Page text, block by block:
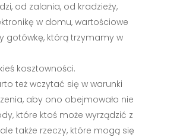
od zalania, od kradzieży,
w domu, wartościowe
gotówkę, którą trzymamy w
kosztowności.
też wczytać się w warunki
aby ono obejmowało nie
które ktoś może wyrządzić z
także rzeczy, które mogą się